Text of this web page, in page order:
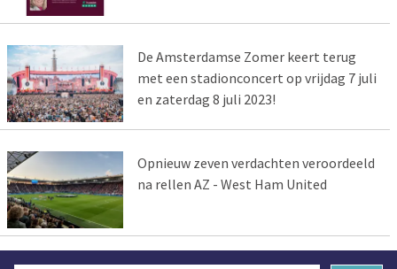
De Amsterdamse Zomer keert terug
met een stadionconcert op vrijdag 7 juli
en zaterdag 8 juli 2023!
Opnieuw zeven verdachten veroordeeld
na rellen AZ - West Ham United